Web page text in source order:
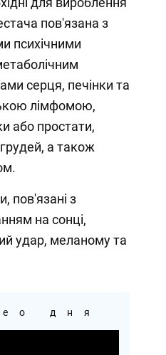
пов'язана з
психічними
серця, печінки та
лімфомою,
або простати,
а також
пов'язані з
на сонці,
удар, меланому та
дня